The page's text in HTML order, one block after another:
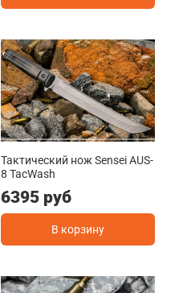
Тактический нож Sensei AUS-
8 TacWash
6395 руб
В корзину